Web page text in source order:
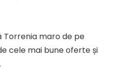
maro de pe
cele mai bune oferte și